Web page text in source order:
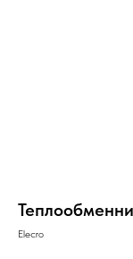
Elecro